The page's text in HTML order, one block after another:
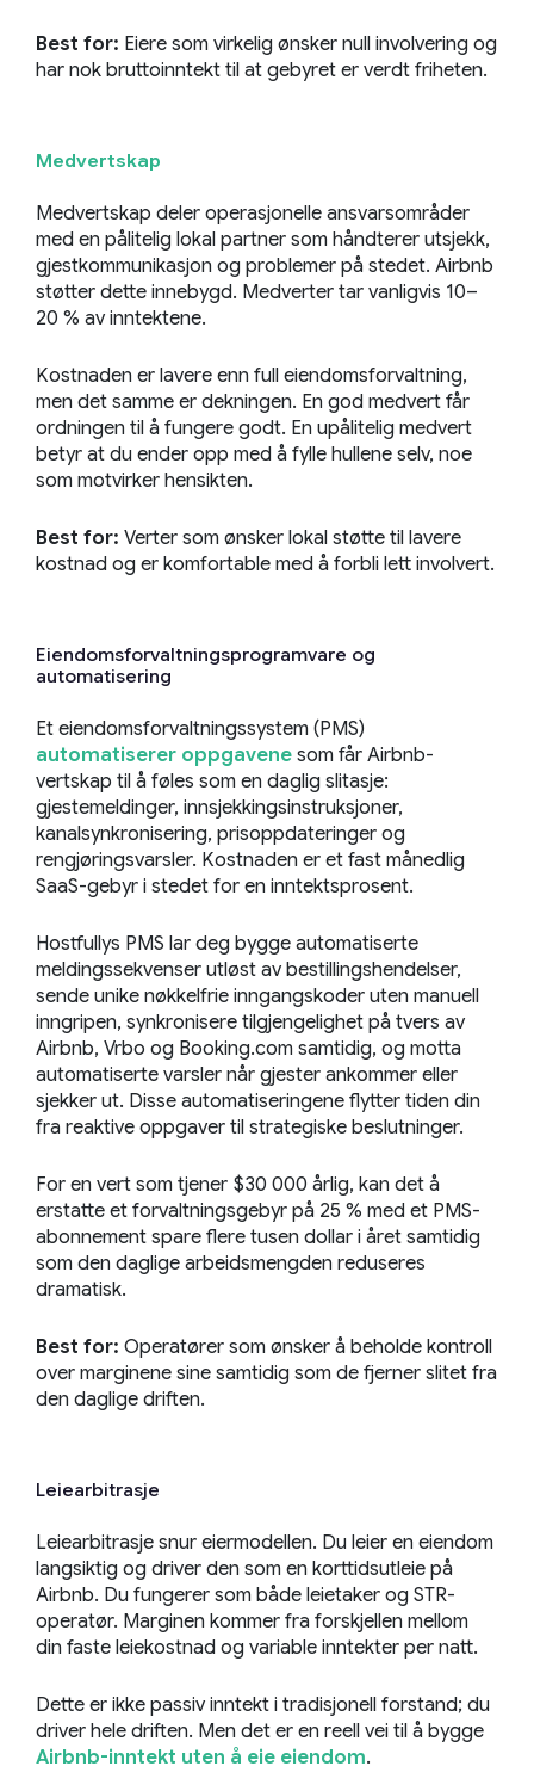
Best for: Eiere som virkelig ønsker null involvering og
har nok bruttoinntekt til at gebyret er verdt friheten.
Medvertskap
Medvertskap deler operasjonelle ansvarsområder
med en pålitelig lokal partner som håndterer utsjekk,
gjestkommunikasjon og problemer på stedet. Airbnb
støtter dette innebygd. Medverter tar vanligvis 10–
20 % av inntektene.
Kostnaden er lavere enn full eiendomsforvaltning,
men det samme er dekningen. En god medvert får
ordningen til å fungere godt. En upålitelig medvert
betyr at du ender opp med å fylle hullene selv, noe
som motvirker hensikten.
Best for: Verter som ønsker lokal støtte til lavere
kostnad og er komfortable med å forbli lett involvert.
Eiendomsforvaltningsprogramvare og
automatisering
Et eiendomsforvaltningssystem (PMS)
automatiserer oppgavene som får Airbnb-
vertskap til å føles som en daglig slitasje:
gjestemeldinger, innsjekkingsinstruksjoner,
kanalsynkronisering, prisoppdateringer og
rengjøringsvarsler. Kostnaden er et fast månedlig
SaaS-gebyr i stedet for en inntektsprosent.
Hostfullys PMS lar deg bygge automatiserte
meldingssekvenser utløst av bestillingshendelser,
sende unike nøkkelfrie inngangskoder uten manuell
inngripen, synkronisere tilgjengelighet på tvers av
Airbnb, Vrbo og Booking.com samtidig, og motta
automatiserte varsler når gjester ankommer eller
sjekker ut. Disse automatiseringene flytter tiden din
fra reaktive oppgaver til strategiske beslutninger.
For en vert som tjener $30 000 årlig, kan det å
erstatte et forvaltningsgebyr på 25 % med et PMS-
abonnement spare flere tusen dollar i året samtidig
som den daglige arbeidsmengden reduseres
dramatisk.
Best for: Operatører som ønsker å beholde kontroll
over marginene sine samtidig som de fjerner slitet fra
den daglige driften.
Leiearbitrasje
Leiearbitrasje snur eiermodellen. Du leier en eiendom
langsiktig og driver den som en korttidsutleie på
Airbnb. Du fungerer som både leietaker og STR-
operatør. Marginen kommer fra forskjellen mellom
din faste leiekostnad og variable inntekter per natt.
Dette er ikke passiv inntekt i tradisjonell forstand; du
driver hele driften. Men det er en reell vei til å bygge
Airbnb-inntekt uten å eie eiendom.